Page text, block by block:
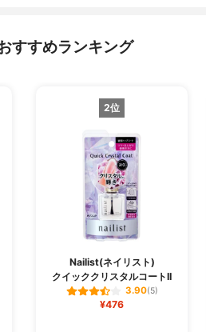
すすめランキング
2位
Nailist(ネイリスト)
クイッククリスタルコートII
3.90(5)
¥476